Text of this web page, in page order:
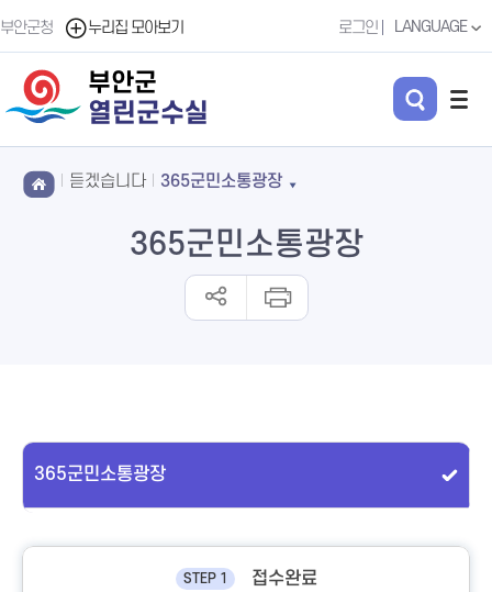
부안군청 누리집 모아보기 로그인 LANGUAGE
부안군
열린군수실
듣겠습니다 365군민소통광장
365군민소통광장
365군민소통광장
STEP 1 접수완료